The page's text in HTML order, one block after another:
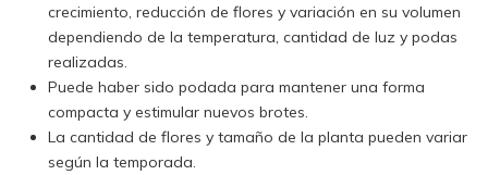
crecimiento, reducción de flores y variación en su volumen
dependiendo de la temperatura, cantidad de luz y podas
realizadas.
Puede haber sido podada para mantener una forma
compacta y estimular nuevos brotes.
La cantidad de flores y tamaño de la planta pueden variar
según la temporada.